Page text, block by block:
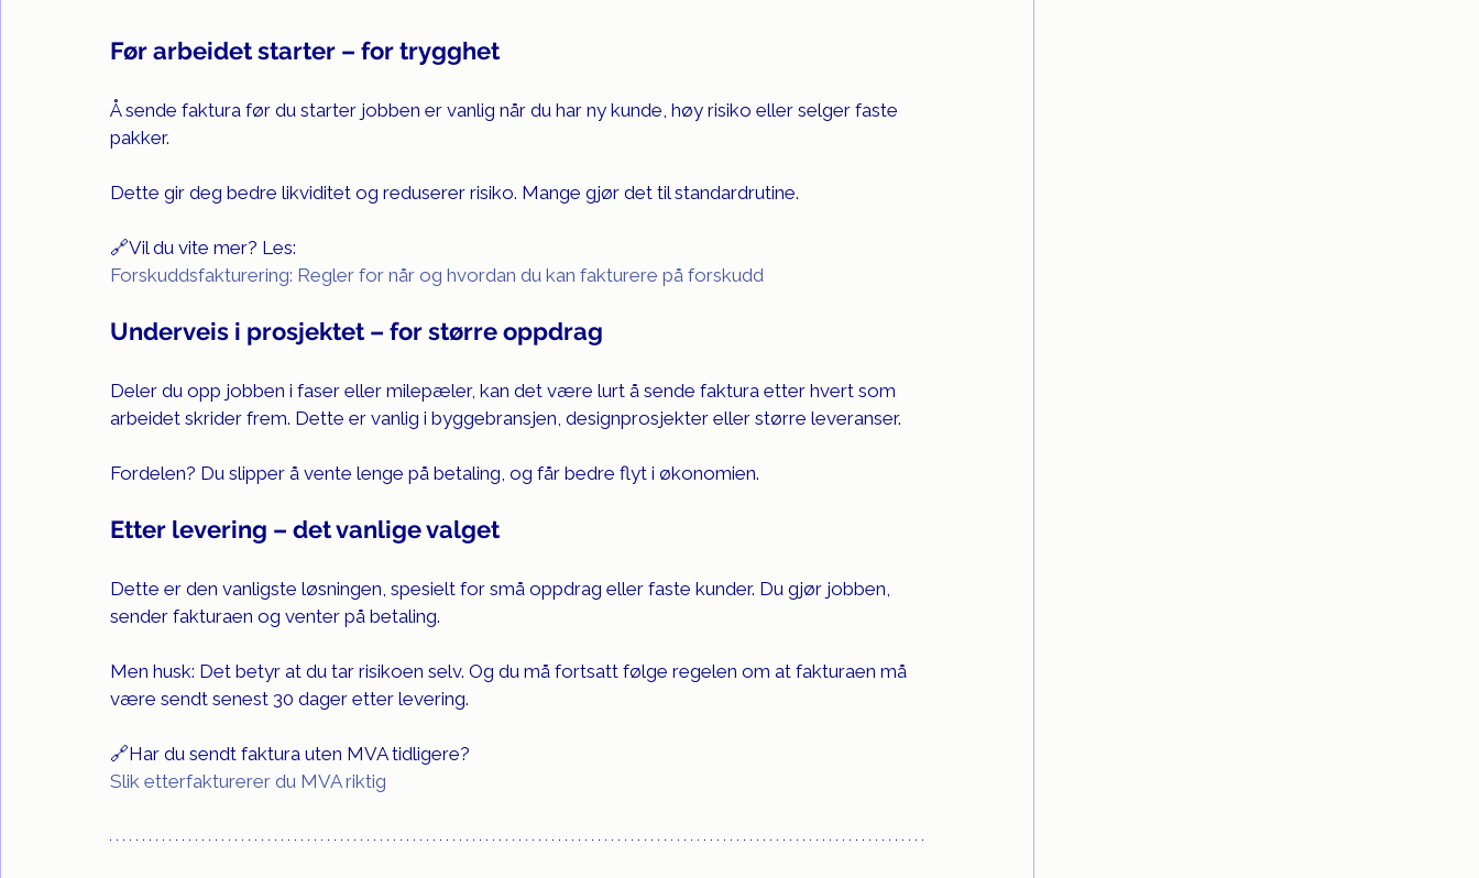
Før arbeidet starter – for trygghet
Å sende faktura før du starter jobben er vanlig når du har ny kunde, høy risiko eller selger faste
pakker.
Dette gir deg bedre likviditet og reduserer risiko. Mange gjør det til standardrutine.
🔗Vil du vite mer? Les:
Forskuddsfakturering: Regler for når og hvordan du kan fakturere på forskudd
Underveis i prosjektet – for større oppdrag
Deler du opp jobben i faser eller milepæler, kan det være lurt å sende faktura etter hvert som
arbeidet skrider frem. Dette er vanlig i byggebransjen, designprosjekter eller større leveranser.
Fordelen? Du slipper å vente lenge på betaling, og får bedre flyt i økonomien.
Etter levering – det vanlige valget
Dette er den vanligste løsningen, spesielt for små oppdrag eller faste kunder. Du gjør jobben,
sender fakturaen og venter på betaling.
Men husk: Det betyr at du tar risikoen selv. Og du må fortsatt følge regelen om at fakturaen må
være sendt senest 30 dager etter levering.
🔗Har du sendt faktura uten MVA tidligere?
Slik etterfakturerer du MVA riktig